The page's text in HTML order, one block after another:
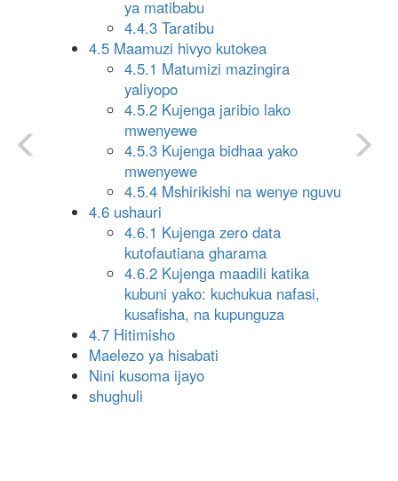
ya matibabu
4.4.3 Taratibu
4.5 Maamuzi hivyo kutokea
4.5.1 Matumizi mazingira
yaliyopo
4.5.2 Kujenga jaribio lako
mwenyewe
4.5.3 Kujenga bidhaa yako
mwenyewe
4.5.4 Mshirikishi na wenye nguvu
4.6 ushauri
4.6.1 Kujenga zero data
kutofautiana gharama
4.6.2 Kujenga maadili katika
kubuni yako: kuchukua nafasi,
kusafisha, na kupunguza
4.7 Hitimisho
Maelezo ya hisabati
Nini kusoma ijayo
shughuli